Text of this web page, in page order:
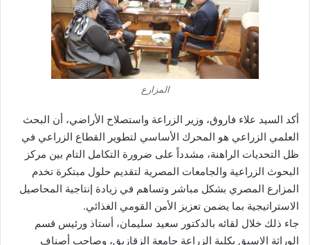
المزارع
أكد السيد علاء فاروق، وزير الزراعة واستصلاح الأراضي، أن البحث
العلمي الزراعي هو المحرك الأساسي لتطوير القطاع الزراعي في
ظل التحديات الراهنة، مشدداً على ضرورة التكامل التام بين مركز
البحوث الزراعية والجامعات المصرية لتقديم حلول مبتكرة تخدم
المزارع المصري بشكل مباشر وتساهم في زيادة إنتاجية المحاصيل
الاستراتيجية بما يضمن تعزيز الأمن القومي الغذائي.
جاء ذلك خلال لقائه بالدكتور سعيد سليمان، أستاذ ورئيس قسم
الوراثة الاسبق بكلية الزراعة جامعة الزقازيق، وصاحب أصناف